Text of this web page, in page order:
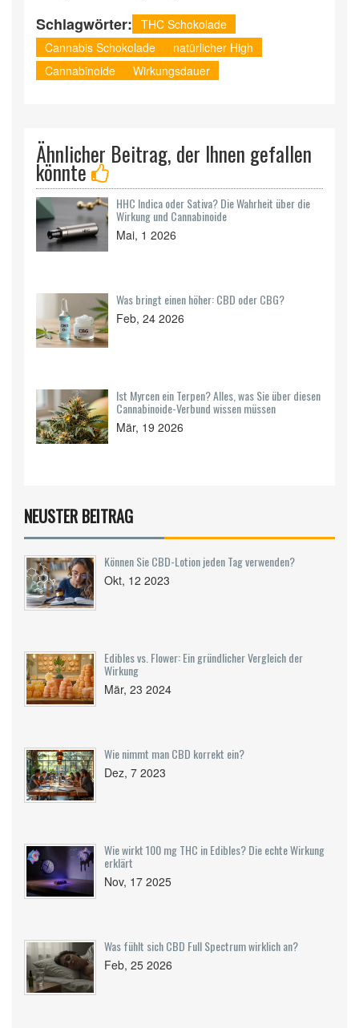
Schlagwörter: THC Schokolade
Cannabis Schokolade
natürlicher High
Cannabinoide
Wirkungsdauer
Ähnlicher Beitrag, der Ihnen gefallen
könnte
HHC Indica oder Sativa? Die Wahrheit über die
Wirkung und Cannabinoide
Mai, 1 2026
Was bringt einen höher: CBD oder CBG?
Feb, 24 2026
Ist Myrcen ein Terpen? Alles, was Sie über diesen
Cannabinoide-Verbund wissen müssen
Mär, 19 2026
NEUSTER BEITRAG
Können Sie CBD-Lotion jeden Tag verwenden?
Okt, 12 2023
Edibles vs. Flower: Ein gründlicher Vergleich der
Wirkung
Mär, 23 2024
Wie nimmt man CBD korrekt ein?
Dez, 7 2023
Wie wirkt 100 mg THC in Edibles? Die echte Wirkung
erklärt
Nov, 17 2025
Was fühlt sich CBD Full Spectrum wirklich an?
Feb, 25 2026